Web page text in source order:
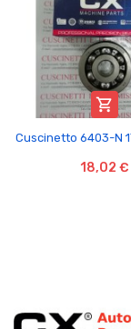

Cuscinetto 6403-N
18,02 €